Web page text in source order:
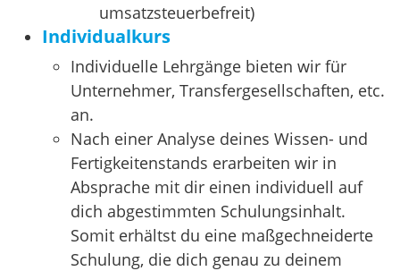
umsatzsteuerbefreit)
Individualkurs
Individuelle Lehrgänge bieten wir für
Unternehmer, Transfergesellschaften, etc.
an.
Nach einer Analyse deines Wissen- und
Fertigkeitenstands erarbeiten wir in
Absprache mit dir einen individuell auf
dich abgestimmten Schulungsinhalt.
Somit erhältst du eine maßgechneiderte
Schulung, die dich genau zu deinem